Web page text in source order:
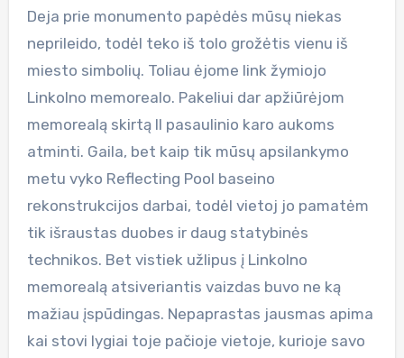
Deja prie monumento papėdės mūsų niekas
neprileido, todėl teko iš tolo grožėtis vienu iš
miesto simbolių. Toliau ėjome link žymiojo
Linkolno memorealo. Pakeliui dar apžiūrėjom
memorealą skirtą II pasaulinio karo aukoms
atminti. Gaila, bet kaip tik mūsų apsilankymo
metu vyko Reflecting Pool baseino
rekonstrukcijos darbai, todėl vietoj jo pamatėm
tik išraustas duobes ir daug statybinės
technikos. Bet vistiek užlipus į Linkolno
memorealą atsiveriantis vaizdas buvo ne ką
mažiau įspūdingas. Nepaprastas jausmas apima
kai stovi lygiai toje pačioje vietoje, kurioje savo